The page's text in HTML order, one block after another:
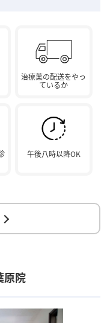
治療薬の配送をやっ
ているか
午後八時以降OK
原院